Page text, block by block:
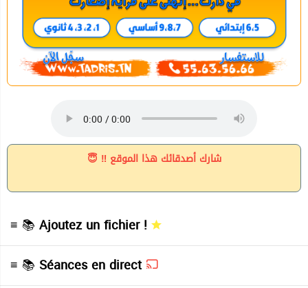
شارك أصدقائك هذا الموقع ‼ 😇
≡ 📚 Ajoutez un fichier !
≡ 📚 Séances en direct